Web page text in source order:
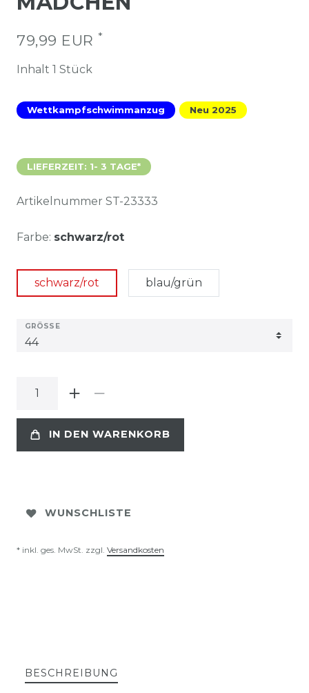
79,99 EUR *
Inhalt 1 Stück
Wettkampfschwimmanzug Neu 2025
LIEFERZEIT: 1- 3 TAGE*
Artikelnummer ST-23333
Farbe: schwarz/rot
schwarz/rot blau/grün
GRÖSSE
IN DEN WARENKORB
WUNSCHLISTE
* inkl. ges. MwSt. zzgl. Versandkosten
BESCHREIBUNG